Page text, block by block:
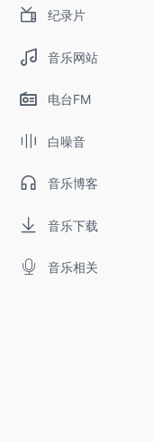
纪录片
音乐网站
电台FM
白噪音
音乐博客
音乐下载
音乐相关